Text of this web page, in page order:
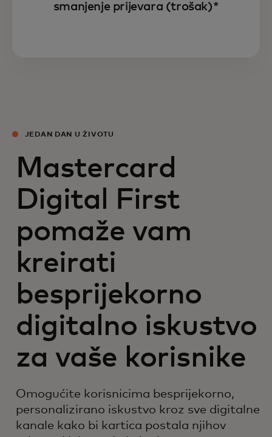
smanjenje prijevara (trošak)*
JEDAN DAN U ŽIVOTU
Mastercard
Digital First
pomaže vam
kreirati
besprijekorno
digitalno iskustvo
za vaše korisnike
Omogućite korisnicima besprijekorno,
personalizirano iskustvo kroz sve digitalne
kanale kako bi kartica postala njihov